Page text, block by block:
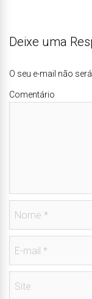
Deixe uma
O seu e-mail não
Comentário